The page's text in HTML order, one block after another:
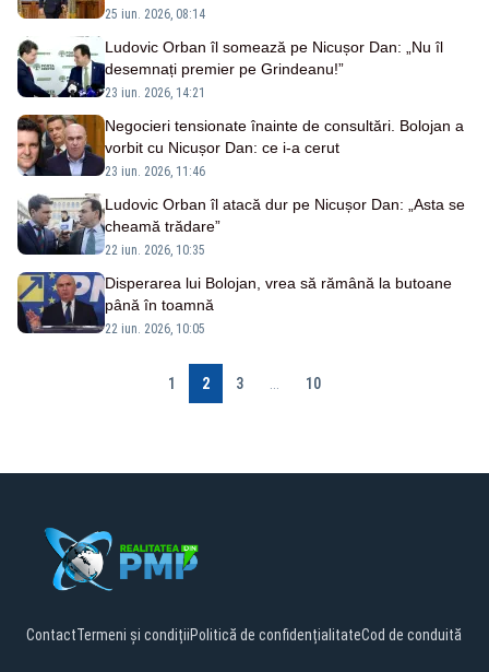
25 iun. 2026, 08:14
Ludovic Orban îl somează pe Nicușor Dan: „Nu îl
desemnați premier pe Grindeanu!”
23 iun. 2026, 14:21
Negocieri tensionate înainte de consultări. Bolojan a
vorbit cu Nicușor Dan: ce i-a cerut
23 iun. 2026, 11:46
Ludovic Orban îl atacă dur pe Nicușor Dan: „Asta se
cheamă trădare”
22 iun. 2026, 10:35
Disperarea lui Bolojan, vrea să rămână la butoane
până în toamnă
22 iun. 2026, 10:05
1 2 3 10
ContactTermeni și condițiiPolitică de confidențialitateCod de conduită